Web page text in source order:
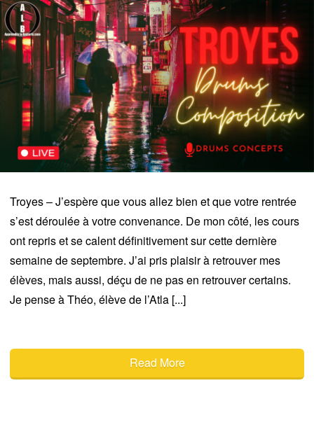
Troyes – J’espère que vous allez bien et que votre rentrée
s’est déroulée à votre convenance. De mon côté, les cours
ont repris et se calent définitivement sur cette dernière
semaine de septembre. J’ai pris plaisir à retrouver mes
élèves, mais aussi, déçu de ne pas en retrouver certains.
Je pense à Théo, élève de l’Atla [...]
Read More